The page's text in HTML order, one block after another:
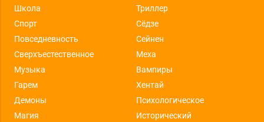
Школа
Триллер
Спорт
Сёдзе
Повседневность
Сейнен
Сверхъестественное
Меха
Музыка
Вампиры
Гарем
Хентай
Демоны
Психологическое
Магия
Исторический